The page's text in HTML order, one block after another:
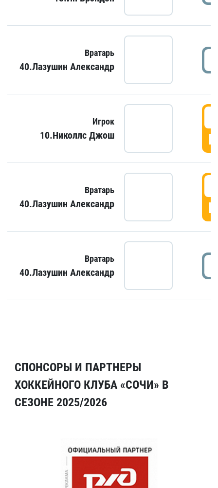
Вратарь
40.Лазушин Александр
Игрок
10.Николлс Джош
Вратарь
40.Лазушин Александр
Вратарь
40.Лазушин Александр
СПОНСОРЫ И ПАРТНЕРЫ
ХОККЕЙНОГО КЛУБА «СОЧИ» В
СЕЗОНЕ 2025/2026